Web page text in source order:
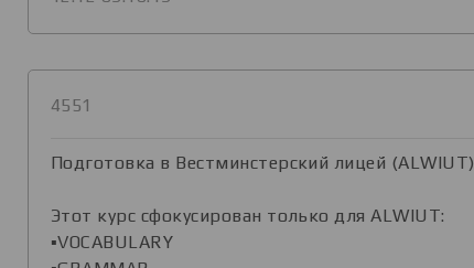
4551
Подготовка в Вестминстерский лицей (ALWIUT)
Этот курс сфокусирован только для ALWIUT:
▪️VOCABULARY